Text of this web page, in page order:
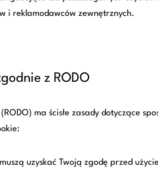
– wszystkim zatrudnionym
najmniej 1,5 metra.
zapewnić pracownikom dostęp do
niezależnie od formy
i reklamodawców zewnętrznych.
z RODO
ma ścisłe zasady dotyczące
uzyskać Twoją zgodę przed